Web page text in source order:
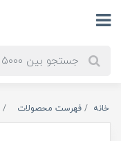
خانه فهرست محصولات